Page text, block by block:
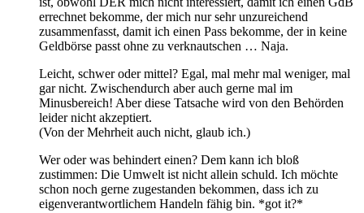
errechnet bekomme, der mich nur sehr unzureichend
zusammenfasst, damit ich einen Pass bekomme, der in keine
Geldbörse passt ohne zu verknautschen … Naja.
Leicht, schwer oder mittel? Egal, mal mehr mal weniger, mal
gar nicht. Zwischendurch aber auch gerne mal im
Minusbereich! Aber diese Tatsache wird von den Behörden
leider nicht akzeptiert.
(Von der Mehrheit auch nicht, glaub ich.)
Wer oder was behindert einen? Dem kann ich bloß
zustimmen: Die Umwelt ist nicht allein schuld. Ich möchte
schon noch gerne zugestanden bekommen, dass ich zu
eigenverantwortlichem Handeln fähig bin. *got it?*